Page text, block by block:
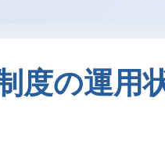
度の運用